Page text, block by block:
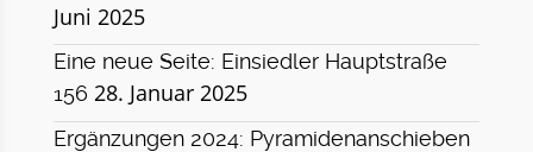
Juni 2025
Eine neue Seite: Einsiedler Hauptstraße
156 28. Januar 2025
Ergänzungen 2024: Pyramidenanschieben